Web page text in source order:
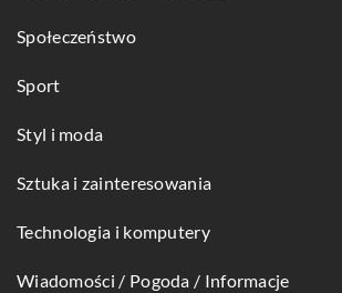
Społeczeństwo
Sport
Styl i moda
Sztuka i zainteresowania
Technologia i komputery
Wiadomości / Pogoda / Informacje